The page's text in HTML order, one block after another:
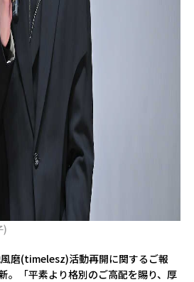
)
風磨(timelesz)活動再開に関するご報
。「平素より格別のご高配を賜り、厚